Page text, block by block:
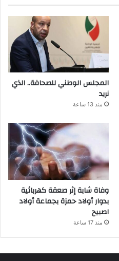
المجلس الوطني للصحافة.. الذي
نريد
منذ 13 ساعة
وفاة شابة إثر صعقة كهربائية
بدوار أولاد حمزة بجماعة أولاد
اصبيح
منذ 17 ساعة